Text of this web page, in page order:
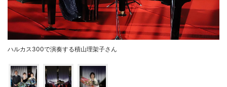
ハルカス300で演奏する積山理架子さん